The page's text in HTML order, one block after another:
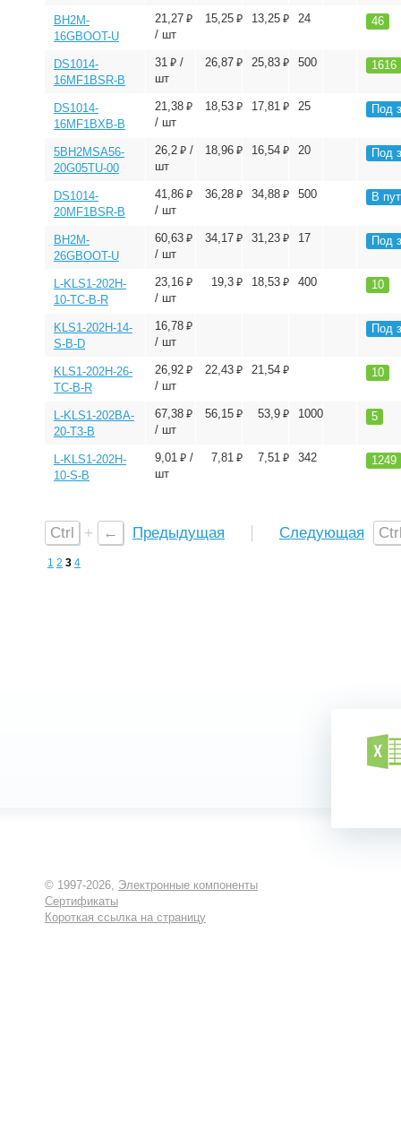
BH2M-
16GBOOT-U
21,27 ⃏
/ шт
15,25 ⃏ 13,25 ⃏ 24 46
DS1014-
16MF1BSR-B
31 ⃏ /
шт
26,87 ⃏ 25,83 ⃏ 500 1616
DS1014-
16MF1BXB-B
21,38 ⃏
/ шт
18,53 ⃏ 17,81 ⃏ 25 Под
5BH2MSA56-
20G05TU-00
26,2 ⃏ /
шт
18,96 ⃏ 16,54 ⃏ 20 Под
DS1014-
20MF1BSR-B
41,86 ⃏
/ шт
36,28 ⃏ 34,88 ⃏ 500 В
BH2M-
26GBOOT-U
60,63 ⃏
/ шт
34,17 ⃏ 31,23 ⃏ 17 Под
L-KLS1-202H-
10-TC-B-R
23,16 ⃏
/ шт
19,3 ⃏ 18,53 ⃏ 400 10
KLS1-202H-14-
S-B-D
16,78 ⃏
/ шт
Под
KLS1-202H-26-
TC-B-R
26,92 ⃏
/ шт
22,43 ⃏ 21,54 ⃏ 10
L-KLS1-202BA-
20-T3-B
67,38 ⃏
/ шт
56,15 ⃏ 53,9 ⃏ 1000 5
L-KLS1-202H-
10-S-B
9,01 ⃏ /
шт
7,81 ⃏ 7,51 ⃏ 342 1249
Ctrl + ← Предыдущая Следующая
1 2 3 4
© 1997-2026, Электронные компоненты
Сертификаты
Короткая ссылка на страницу